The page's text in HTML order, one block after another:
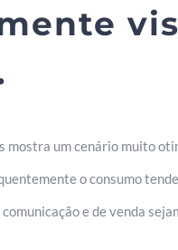
mostra um cenário muito
o consumo
e de venda